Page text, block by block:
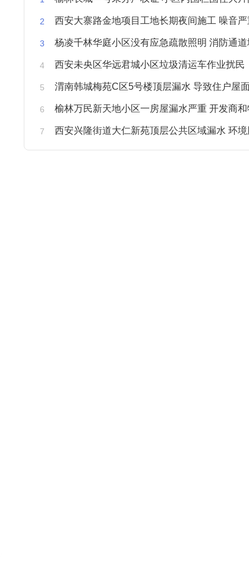
西安大寨路金地项目工地长期夜间施工 噪音严重
杨凌千林华庭小区没有应急疏散照明 消防通
西安未央区华远君城小区垃圾清运车作业扰民
渭南韩城梅苑C区5号楼顶层漏水 导致住户屋面被
榆林万民新天地小区一房屋漏水严重 开发商和物业不予
西安兴隆街道大仁新苑顶层公共区域漏水 环